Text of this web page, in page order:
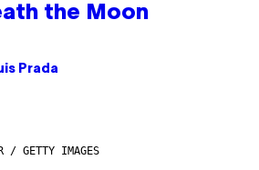
the Moon
Prada
/ GETTY IMAGES